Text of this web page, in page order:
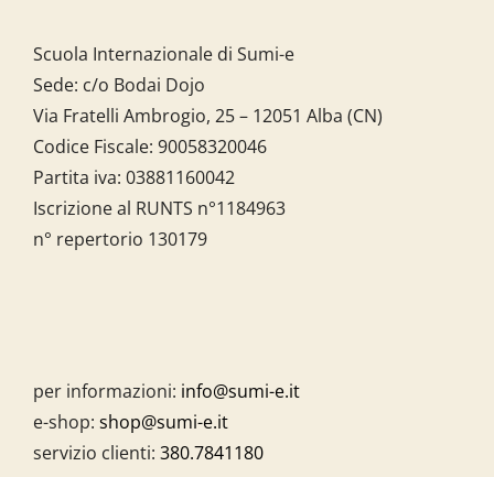
Scuola Internazionale di Sumi-e
Sede: c/o Bodai Dojo
Via Fratelli Ambrogio, 25 – 12051 Alba (CN)
Codice Fiscale: 90058320046
Partita iva: 03881160042
Iscrizione al RUNTS n°1184963
n° repertorio 130179
per informazioni: info@sumi-e.it
e-shop: shop@sumi-e.it
servizio clienti: 380.7841180